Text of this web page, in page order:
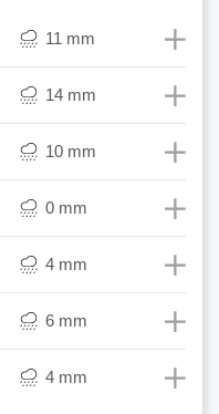
11 mm
14 mm
10 mm
0 mm
4 mm
6 mm
4 mm